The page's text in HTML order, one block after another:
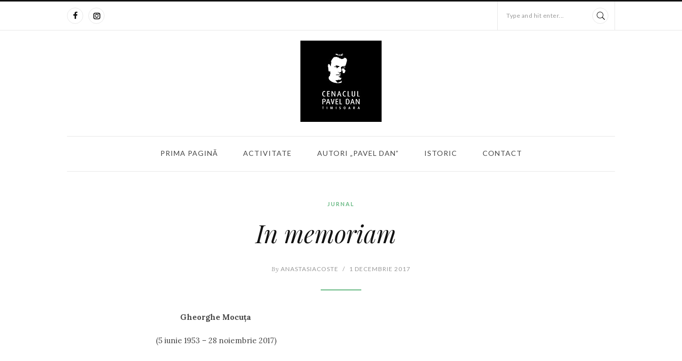
Type and hit enter...
PRIMA PAGINĂ ACTIVITATE AUTORI „PAVEL DAN” ISTORIC CONTACT
JURNAL
In memoriam
By ANASTASIACOSTE / 1 DECEMBRIE 2017
Gheorghe Mocuța
(5 iunie 1953 – 28 noiembrie 2017)